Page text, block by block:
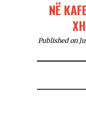
NË
Published on